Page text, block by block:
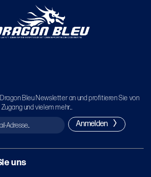
Bleu Newsletter an und profitieren Sie von
und vielem mehr...
Anmelden
uns